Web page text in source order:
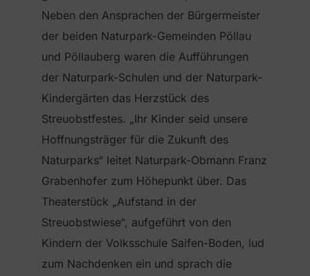
Neben den Ansprachen der Bürgermeister
der beiden Naturpark-Gemeinden Pöllau
und Pöllauberg waren die Aufführungen
der Naturpark-Schulen und der Naturpark-
Kindergärten das Herzstück des
Streuobstfestes. „Ihr Kinder seid unsere
Hoffnungsträger für die Zukunft des
Naturparks“ leitet Naturpark-Obmann Franz
Grabenhofer zum Höhepunkt über. Das
Theaterstück „Aufstand in der
Streuobstwiese“, aufgeführt von den
Kindern der Volksschule Saifen-Boden, lud
zum Nachdenken ein und sprach die